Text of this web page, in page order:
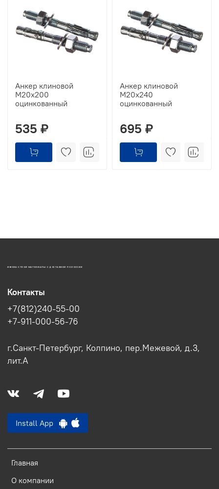
Анкер клиновой
М20х200
оцинкованный
535 ₽
Анкер клиновой
М20х240
оцинкованный
695 ₽
ИЖОРА-СТРОЙ МАТЕРИАЛЫ С ДОСТАВКОЙ ПО РОССИИ
Главная
О компании
Контакты
+7(812)240-55-00
+7-911-000-56-76
г.Санкт-Петербург, Колпино, пер.Межевой, д.3,
лит.А
Install App